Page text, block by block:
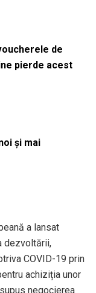
de
pierde acest
și mai
a lansat
dezvoltării,
COVID-19 prin
achiziția unor
negocierea